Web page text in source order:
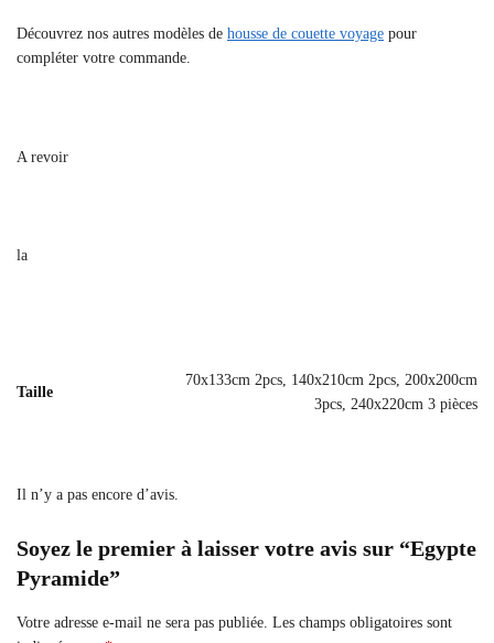
Découvrez nos autres modèles de housse de couette voyage pour
compléter votre commande.
A revoir
la
Taille
70x133cm 2pcs, 140x210cm 2pcs, 200x200cm
3pcs, 240x220cm 3 pièces
Il n’y a pas encore d’avis.
Soyez le premier à laisser votre avis sur “Egypte
Pyramide”
Votre adresse e-mail ne sera pas publiée. Les champs obligatoires sont